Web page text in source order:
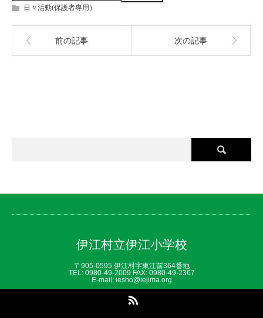
日々活動(保護者専用）
前の記事 次の記事
伊江村立伊江小学校
〒905-0595 伊江村字東江前364番地
TEL: 0980‐49‐2009 FAX: 0980‐49‐2367
E-mail: iesho@iejima.org